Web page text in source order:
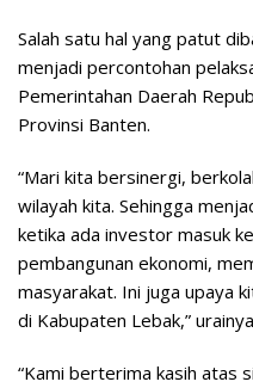
Salah satu hal yang patut
menjadi percontohan
Pemerintahan Daerah
Provinsi Banten.
“Mari kita bersinergi,
wilayah kita. Sehingga
ketika ada investor masuk
pembangunan ekonomi,
masyarakat. Ini juga upaya
di Kabupaten Lebak,”
“Kami berterima kasih atas